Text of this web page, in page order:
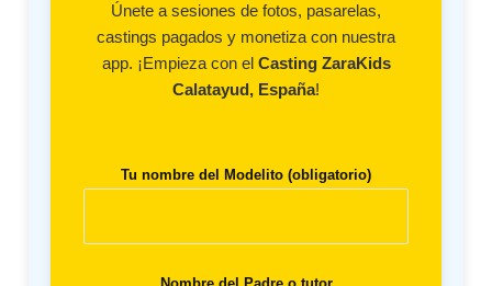
Únete a sesiones de fotos, pasarelas,
castings pagados y monetiza con nuestra
app. ¡Empieza con el Casting ZaraKids
Calatayud, España!
Tu nombre del Modelito (obligatorio)